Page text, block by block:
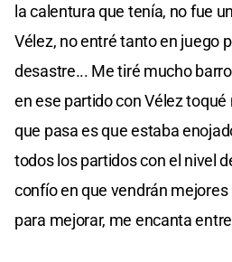
la calentura que tenía, no fue
Vélez, no entré tanto en juego
desastre... Me tiré mucho
en ese partido con Vélez
que pasa es que estaba
todos los partidos con el nivel
confío en que vendrán
para mejorar, me encanta